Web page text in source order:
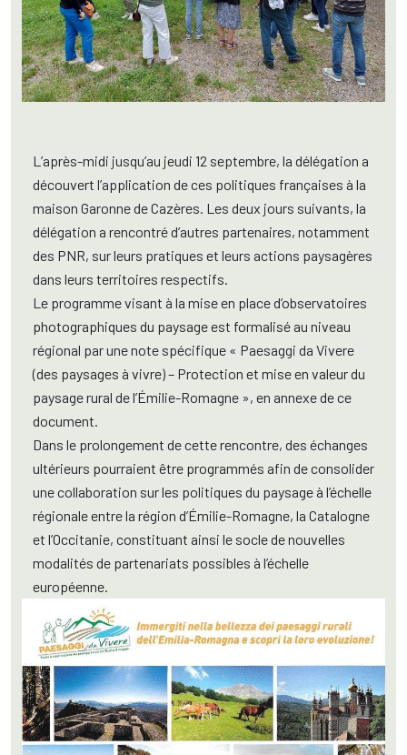
L’après-midi jusqu’au jeudi 12 septembre, la délégation a
découvert l’application de ces politiques françaises à la
maison Garonne de Cazères. Les deux jours suivants, la
délégation a rencontré d’autres partenaires, notamment
des PNR, sur leurs pratiques et leurs actions paysagères
dans leurs territoires respectifs.
Le programme visant à la mise en place d’observatoires
photographiques du paysage est formalisé au niveau
régional par une note spécifique « Paesaggi da Vivere
(des paysages à vivre) – Protection et mise en valeur du
paysage rural de l’Émilie-Romagne », en annexe de ce
document.
Dans le prolongement de cette rencontre, des échanges
ultérieurs pourraient être programmés afin de consolider
une collaboration sur les politiques du paysage à l’échelle
régionale entre la région d’Émilie-Romagne, la Catalogne
et l’Occitanie, constituant ainsi le socle de nouvelles
modalités de partenariats possibles à l’échelle
européenne.